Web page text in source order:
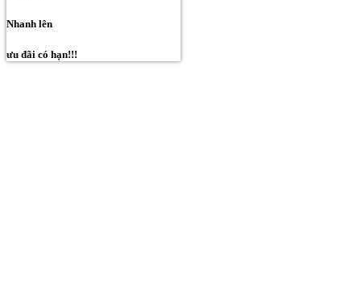
Nhanh lên
ưu đãi có hạn!!!